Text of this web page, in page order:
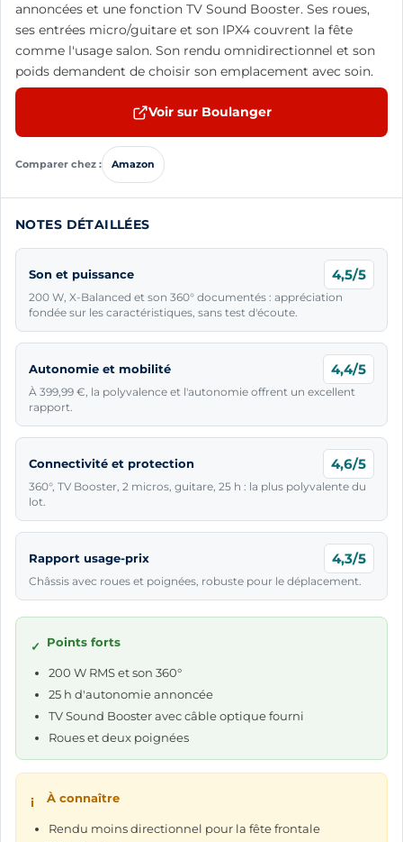
annoncées et une fonction TV Sound Booster. Ses roues,
ses entrées micro/guitare et son IPX4 couvrent la fête
comme l'usage salon. Son rendu omnidirectionnel et son
poids demandent de choisir son emplacement avec soin.
Voir sur Boulanger
Comparer chez : Amazon
NOTES DÉTAILLÉES
Son et puissance 4,5/5
200 W, X-Balanced et son 360° documentés : appréciation
fondée sur les caractéristiques, sans test d'écoute.
Autonomie et mobilité 4,4/5
À 399,99 €, la polyvalence et l'autonomie offrent un excellent
rapport.
Connectivité et protection 4,6/5
360°, TV Booster, 2 micros, guitare, 25 h : la plus polyvalente du
lot.
Rapport usage-prix 4,3/5
Châssis avec roues et poignées, robuste pour le déplacement.
✓ Points forts
200 W RMS et son 360°
25 h d'autonomie annoncée
TV Sound Booster avec câble optique fourni
Roues et deux poignées
i À connaître
Rendu moins directionnel pour la fête frontale